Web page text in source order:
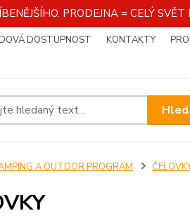
PRODEJNA = CELÝ
DOSTUPNOST KONTAKTY
A OUTDOR PROGRAM